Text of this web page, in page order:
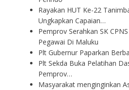
Rayakan HUT Ke-22
Ungkapkan Capaian…
Pemprov Serahkan SK
Pegawai Di Maluku
Plt Gubernur Paparkan
Plt Sekda Buka Pelatihan
Pemprov…
Masyarakat menginginkan